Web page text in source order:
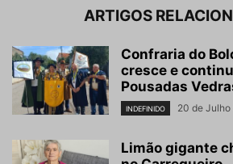
ARTIGOS
Confraria do
cresce e
Pousadas
INDEFINIDO 20 de
Limão gigante